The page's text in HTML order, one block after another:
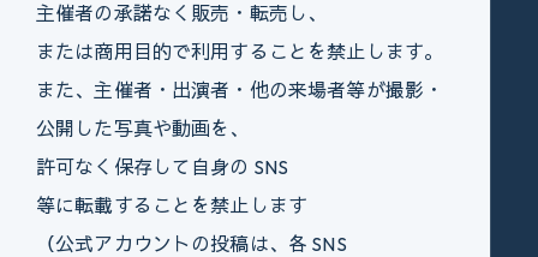
主催者の承諾なく販売・転売し、
または商用目的で利用することを禁止します。
また、主催者・出演者・他の来場者等が撮影・
公開した写真や動画を、
許可なく保存して自身の SNS
等に転載することを禁止します
（公式アカウントの投稿は、各 SNS